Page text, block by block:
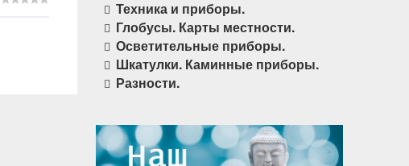
Техника и приборы.
Глобусы. Карты местности.
Осветительные приборы.
Шкатулки. Каминные приборы.
Разности.